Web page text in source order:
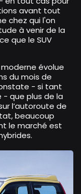
avant tout
chez qui l'on
à venir de la
que le SUV
moderne évolue
du mois de
- si tant
que plus de la
l’autoroute de
beaucoup
le marché est